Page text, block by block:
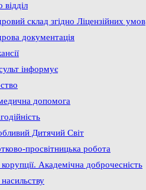
відділ
склад згідно Ліцензійних умов
документація
інформує
допомога
Дитячий Світ
просвітницька робота
Академічна доброчесність